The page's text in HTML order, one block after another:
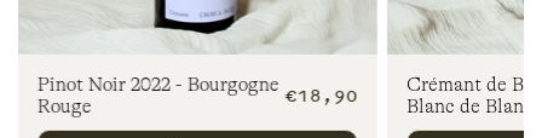
Pinot Noir 2022 - Bourgogne
Rouge
Prix
habituel
€18,90
Crémant de
Blanc de Blancs